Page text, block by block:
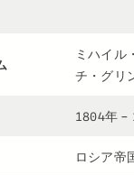
ミハイル
チ・グリ
1804年 –
ロシア帝